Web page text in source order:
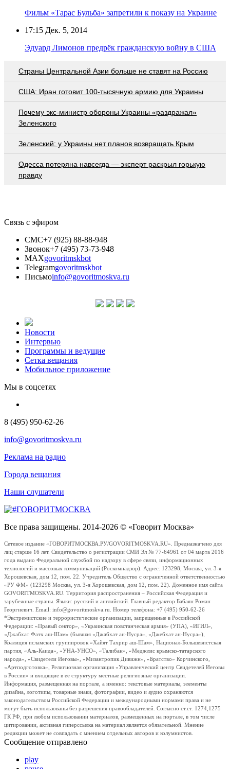
Фильм «Тарас Бульба» запретили к показу на Украине
17:15 Дек. 5, 2014
Эдуард Лимонов предрёк гражданскую войну в США
Страны Центральной Азии больше не ставят на Россию
США: Иран готовит 100-тысячную армию для Украины
Почему экс-министр обороны Украины «раздражал»
Зеленского
Зеленский: у Украины нет планов возвращать Крым
Oдecca пoтeрянa нaвceгдa — экcпeрт рacкрыл гoрькую
прaвду
Связь с эфиром
СМС+7 (925) 88-88-948
Звонок+7 (495) 73-73-948
MAXgovoritmskbot
Telegramgovoritmskbot
Письмоinfo@govoritmoskva.ru
Новости
Интервью
Программы и ведущие
Сетка вещания
Мобильное приложение
Мы в соцсетях
8 (495) 950-62-26
info@govoritmoskva.ru
Реклама на радио
Города вещания
Наши слушатели
Все права защищены. 2014-2026 © «Говорит Москва»
Сетевое издание «ГОВОРИТМОСКВА.РУ/GOVORITMOSKVA.RU». Предназначено для
лиц старше 16 лет. Свидетельство о регистрации СМИ Эл № 77-64961 от 04 марта 2016
года выдано Федеральной службой по надзору в сфере связи, информационных
технологий и массовых коммуникаций (Роскомнадзор). Адрес: 123298, Москва, ул. 3-я
Хорошевская, дом 12, пом. 22. Учредитель Общество с ограниченной ответственностью
«РУ ФМ» (123298 Москва, ул. 3-я Хорошевская, дом 12, пом. 22). Доменное имя сайта
GOVORITMOSKVA.RU. Территория распространения – Российская Федерация и
зарубежные страны. Языки: русский и английский. Главный редактор Бабаян Роман
Георгиевич. Email: info@govoritmoskva.ru. Номер телефона: +7 (495) 950-62-26
*Экстремистские и террористические организации, запрещенные в Российской
Федерации: «Правый сектор», «Украинская повстанческая армия» (УПА), «ИГИЛ»,
«Джабхат Фатх аш-Шам» (бывшая «Джабхат ан-Нусра», «Джебхат ан-Нусра»),
Коалиция исламских группировок «Хайят Тахрир аш-Шам», Национал-Большевистская
партия, «Аль-Каида», «УНА-УНСО», «Талибан», «Меджлис крымско-татарского
народа», «Свидетели Иеговы», «Мизантропик Дивижн», «Братство» Корчинского,
«Артподготовка», Религиозная организация «Управленческий центр Свидетелей Иеговы
в России» и входящие в ее структуру местные религиозные организации.
Информация, размещенная на портале, а именно: текстовые материалы, элементы
дизайна, логотипы, товарные знаки, фотографии, видео и аудио охраняются
законодательством Российской Федерации и международными нормами права и не
могут быть использованы без разрешения правообладателей. Согласно ст.ст. 1274,1275
ГК РФ, при любом использовании материалов, размещенных на портале, в том числе
цитировании, активная гиперссылка на материал является обязательной. Мнение
редакции может не совпадать с мнением отдельных авторов и колумнистов.
Сообщение отправлено
play